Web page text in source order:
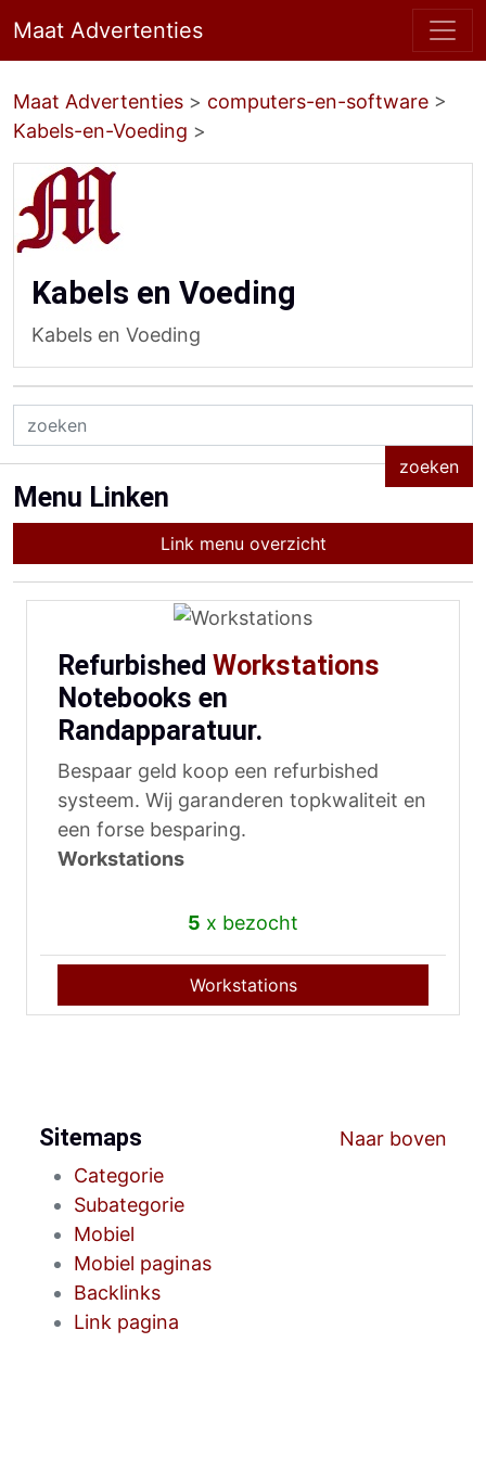
Maat Advertenties
Maat Advertenties > computers-en-software >
Kabels-en-Voeding >
Kabels en Voeding
Kabels en Voeding
Menu Linken
Link menu overzicht
Refurbished Workstations
Notebooks en
Randapparatuur.
Bespaar geld koop een refurbished
systeem. Wij garanderen topkwaliteit en
een forse besparing.
Workstations
5 x bezocht
Workstations
Naar boven
Sitemaps
Categorie
Subategorie
Mobiel
Mobiel paginas
Backlinks
Link pagina